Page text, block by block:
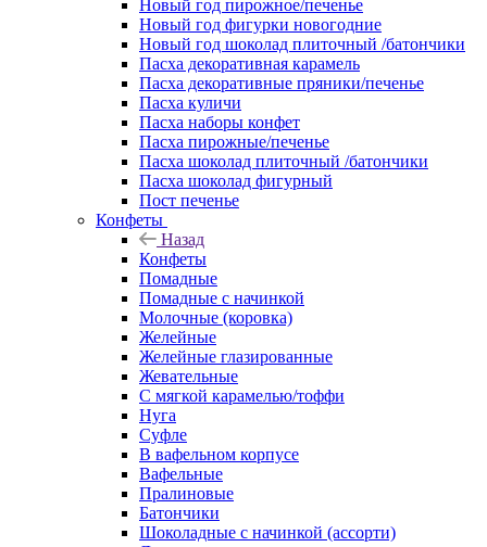
Новый год пирожное/печенье
Новый год фигурки новогодние
Новый год шоколад плиточный /батончики
Пасха декоративная карамель
Пасха декоративные пряники/печенье
Пасха куличи
Пасха наборы конфет
Пасха пирожные/печенье
Пасха шоколад плиточный /батончики
Пасха шоколад фигурный
Пост печенье
Конфеты
Назад
Конфеты
Помадные
Помадные с начинкой
Молочные (коровка)
Желейные
Желейные глазированные
Жевательные
С мягкой карамелью/тоффи
Нуга
Суфле
В вафельном корпусе
Вафельные
Пралиновые
Батончики
Шоколадные с начинкой (ассорти)